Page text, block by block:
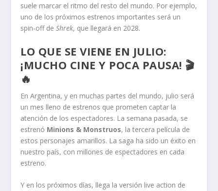
suele marcar el ritmo del resto del mundo. Por ejemplo,
uno de los próximos estrenos importantes será un
spin-off deShrek, que llegará en 2028.
LO QUE SE VIENE EN JULIO:
¡MUCHO CINE Y POCA PAUSA! 🎬
🔥
En Argentina, y en muchas partes del mundo, julio será
un mes lleno de estrenos que prometen captar la
atención de los espectadores. La semana pasada, se
estrenó Minions & Monstruos, la tercera película de
estos personajes amarillos. La saga ha sido un éxito en
nuestro país, con millones de espectadores en cada
estreno.
Y en los próximos días, llega la versión live action de